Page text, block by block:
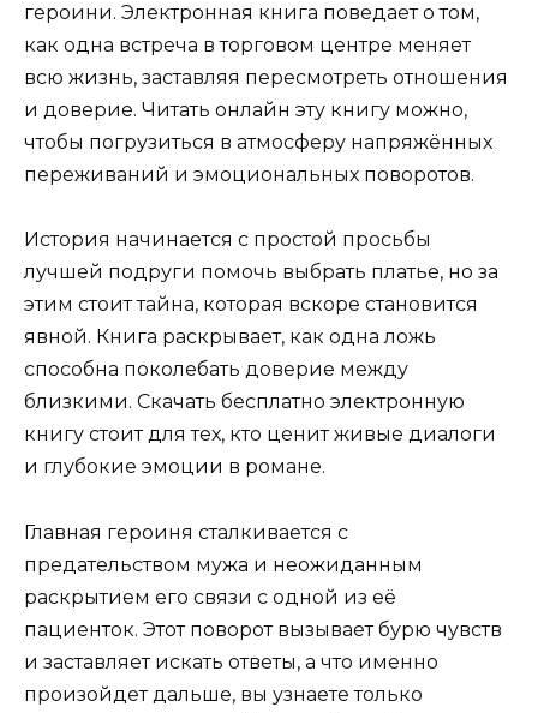
героини. Электронная книга поведает о том,
как одна встреча в торговом центре меняет
всю жизнь, заставляя пересмотреть отношения
и доверие. Читать онлайн эту книгу можно,
чтобы погрузиться в атмосферу напряжённых
переживаний и эмоциональных поворотов.
История начинается с простой просьбы
лучшей подруги помочь выбрать платье, но за
этим стоит тайна, которая вскоре становится
явной. Книга раскрывает, как одна ложь
способна поколебать доверие между
близкими. Скачать бесплатно электронную
книгу стоит для тех, кто ценит живые диалоги
и глубокие эмоции в романе.
Главная героиня сталкивается с
предательством мужа и неожиданным
раскрытием его связи с одной из её
пациенток. Этот поворот вызывает бурю чувств
и заставляет искать ответы, а что именно
произойдет дальше, вы узнаете только